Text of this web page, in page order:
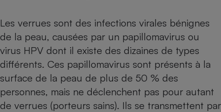
Les verrues sont des infections virales bénignes
de la peau, causées par un papillomavirus ou
virus HPV dont il existe des dizaines de types
différents. Ces papillomavirus sont présents à la
surface de la peau de plus de 50 % des
personnes, mais ne déclenchent pas pour autant
de verrues (porteurs sains). Ils se transmettent par